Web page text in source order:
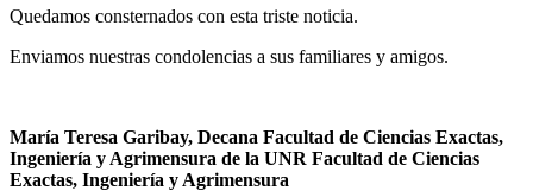
Quedamos consternados con esta triste noticia.
Enviamos nuestras condolencias a sus familiares y amigos.
María Teresa Garibay, Decana Facultad de Ciencias Exactas,
Ingeniería y Agrimensura de la UNR Facultad de Ciencias
Exactas, Ingeniería y Agrimensura